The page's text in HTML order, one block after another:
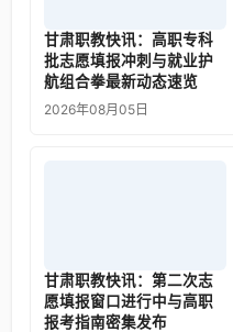
甘肃职教快讯：高职专科
批志愿填报冲刺与就业护
航组合拳最新动态速览
2026年08月05日
甘肃职教快讯：第二次志
愿填报窗口进行中与高职
报考指南密集发布